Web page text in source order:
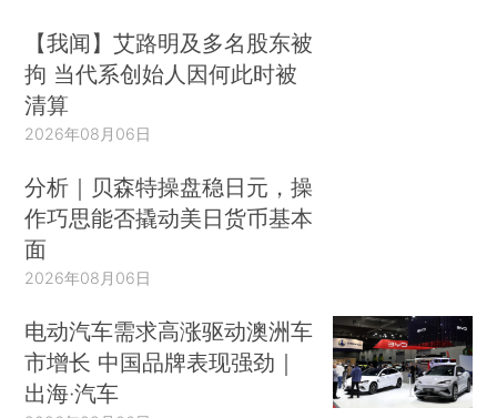
【我闻】艾路明及多名股东被
拘 当代系创始人因何此时被
清算
2026年08月06日
分析｜贝森特操盘稳日元，操
作巧思能否撬动美日货币基本
面
2026年08月06日
电动汽车需求高涨驱动澳洲车
市增长 中国品牌表现强劲｜
出海·汽车